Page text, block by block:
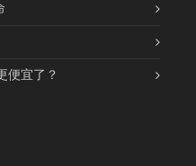
便宜了？